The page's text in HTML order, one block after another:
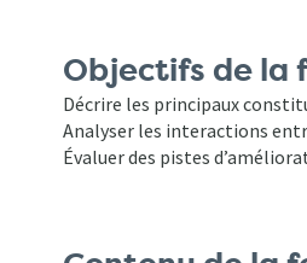
Objectifs de la
Décrire les principaux
Analyser les interactions
Évaluer des pistes